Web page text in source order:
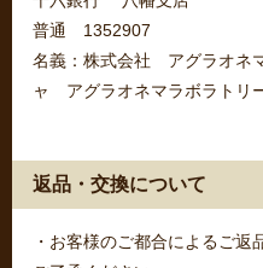
普通 1352907
名義：株式会社 アグラオネ
ャ アグラオネマラボラトリ
返品・交換について
・お客様のご都合によるご